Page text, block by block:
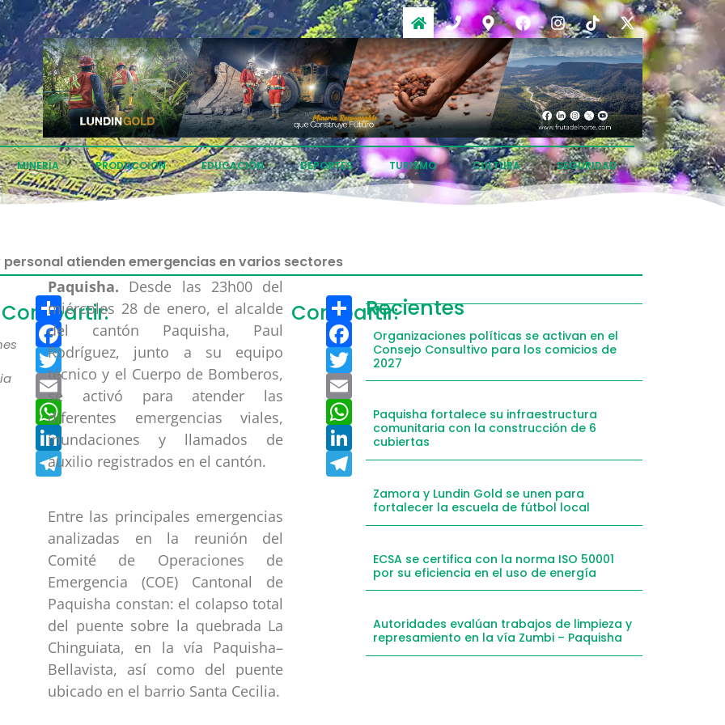
MINERÍA PRODUCCIÓN EDUCACIÓN DEPORTES TURISMO CULTURA SEGURIDAD
personal atienden emergencias en varios sectores
Compartir:
Compartir
Facebook
Twitter
Email
WhatsApp
LinkedIn
Telegram
Paquisha. Desde las 23h00 del
miércoles 28 de enero, el alcalde
del cantón Paquisha, Paul
Rodríguez, junto a su equipo
técnico y el Cuerpo de Bomberos,
se activó para atender las
diferentes emergencias viales,
inundaciones y llamados de
auxilio registrados en el cantón.
Entre las principales emergencias
analizadas en la reunión del
Comité de Operaciones de
Emergencia (COE) Cantonal de
Paquisha constan: el colapso total
del puente sobre la quebrada La
Chinguiata, en la vía Paquisha–
Bellavista, así como del puente
ubicado en el barrio Santa Cecilia.
Compartir:
Compartir
Facebook
Twitter
Email
WhatsApp
LinkedIn
Telegram
Recientes
Organizaciones políticas se activan en el
Consejo Consultivo para los comicios de
2027
Paquisha fortalece su infraestructura
comunitaria con la construcción de 6
cubiertas
Zamora y Lundin Gold se unen para
fortalecer la escuela de fútbol local
ECSA se certifica con la norma ISO 50001
por su eficiencia en el uso de energía
Autoridades evalúan trabajos de limpieza y
represamiento en la vía Zumbi – Paquisha